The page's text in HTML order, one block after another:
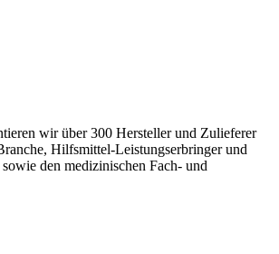
wir über 300 Hersteller und Zulieferer
Hilfsmittel-Leistungserbringer und
den medizinischen Fach- und